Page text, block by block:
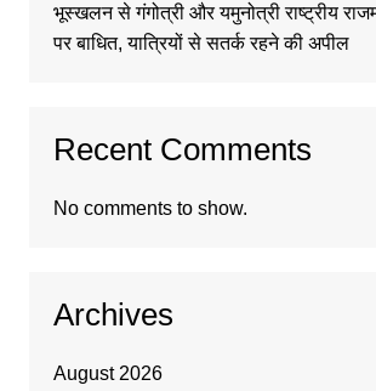
भूस्खलन से गंगोत्री और यमुनोत्री राष्ट्रीय
पर बाधित, यात्रियों से सतर्क रहने की अपील
Recent Comments
No comments to show.
Archives
August 2026